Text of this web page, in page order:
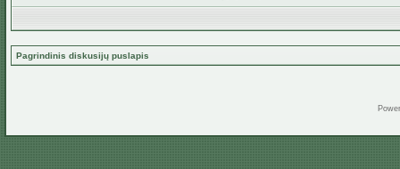
Pagrindinis diskusijų puslapis